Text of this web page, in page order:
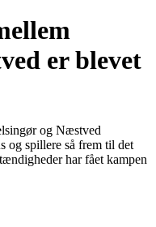
er blevet
og Næstved
og spillere så frem til det
har fået kampen